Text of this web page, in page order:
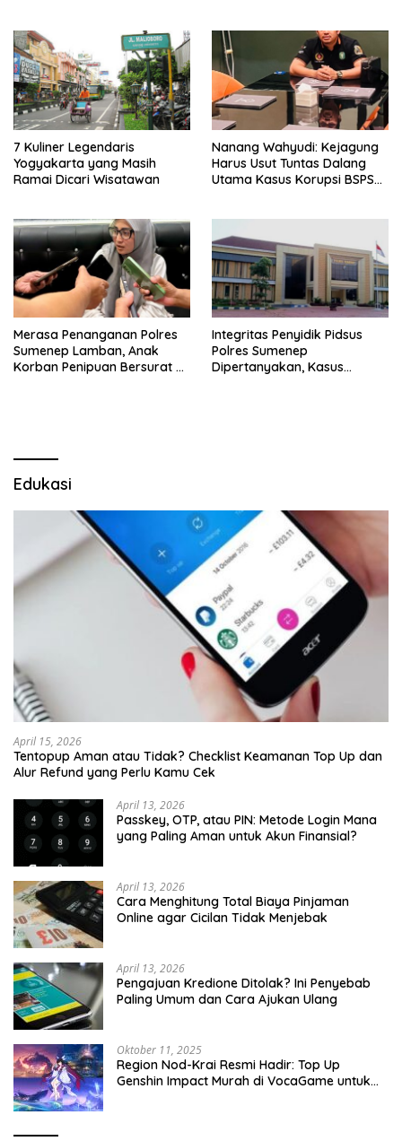
7 Kuliner Legendaris
Yogyakarta yang Masih
Ramai Dicari Wisatawan
Nanang Wahyudi: Kejagung
Harus Usut Tuntas Dalang
Utama Kasus Korupsi BSPS
Merasa Penanganan Polres
Sumenep Lamban, Anak
Korban Penipuan Bersurat ke
Integritas Penyidik Pidsus
Polres Sumenep
Dipertanyakan, Kasus
Edukasi
April 15, 2026
Tentopup Aman atau Tidak? Checklist Keamanan Top Up dan
Alur Refund yang Perlu Kamu Cek
April 13, 2026
Passkey, OTP, atau PIN: Metode Login Mana
yang Paling Aman untuk Akun Finansial?
April 13, 2026
Cara Menghitung Total Biaya Pinjaman
Online agar Cicilan Tidak Menjebak
April 13, 2026
Pengajuan Kredione Ditolak? Ini Penyebab
Paling Umum dan Cara Ajukan Ulang
Oktober 11, 2025
Region Nod-Krai Resmi Hadir: Top Up
Genshin Impact Murah di VocaGame untuk